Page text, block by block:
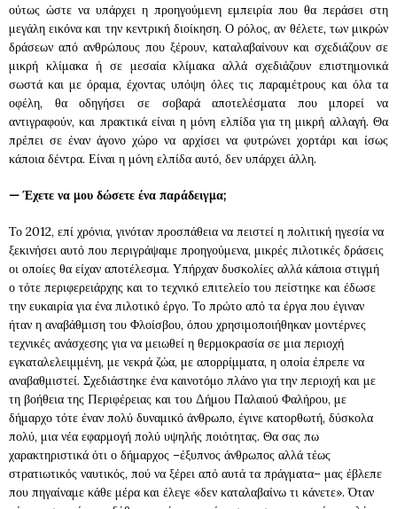
ούτως ώστε να υπάρχει η προηγούμενη εμπειρία που θα περάσει στη
μεγάλη εικόνα και την κεντρική διοίκηση. Ο ρόλος, αν θέλετε, των μικρών
δράσεων από ανθρώπους που ξέρουν, καταλαβαίνουν και σχεδιάζουν σε
μικρή κλίμακα ή σε μεσαία κλίμακα αλλά σχεδιάζουν επιστημονικά
σωστά και με όραμα, έχοντας υπόψη όλες τις παραμέτρους και όλα τα
οφέλη, θα οδηγήσει σε σοβαρά αποτελέσματα που μπορεί να
αντιγραφούν, και πρακτικά είναι η μόνη ελπίδα για τη μικρή αλλαγή. Θα
πρέπει σε έναν άγονο χώρο να αρχίσει να φυτρώνει χορτάρι και ίσως
κάποια δέντρα. Είναι η μόνη ελπίδα αυτό, δεν υπάρχει άλλη.
—Έχετε να μου δώσετε ένα παράδειγμα;
Το 2012, επί χρόνια, γινόταν προσπάθεια να πειστεί η πολιτική ηγεσία να
ξεκινήσει αυτό που περιγράψαμε προηγούμενα, μικρές πιλοτικές δράσεις
οι οποίες θα είχαν αποτέλεσμα. Υπήρχαν δυσκολίες αλλά κάποια στιγμή
ο τότε περιφερειάρχης και το τεχνικό επιτελείο του πείστηκε και έδωσε
την ευκαιρία για ένα πιλοτικό έργο. Το πρώτο από τα έργα που έγιναν
ήταν η αναβάθμιση του Φλοίσβου, όπου χρησιμοποιήθηκαν μοντέρνες
τεχνικές ανάσχεσης για να μειωθεί η θερμοκρασία σε μια περιοχή
εγκαταλελειμμένη, με νεκρά ζώα, με απορρίμματα, η οποία έπρεπε να
αναβαθμιστεί. Σχεδιάστηκε ένα καινοτόμο πλάνο για την περιοχή και με
τη βοήθεια της Περιφέρειας και του Δήμου Παλαιού Φαλήρου, με
δήμαρχο τότε έναν πολύ δυναμικό άνθρωπο, έγινε κατορθωτή, δύσκολα
πολύ, μια νέα εφαρμογή πολύ υψηλής ποιότητας. Θα σας πω
χαρακτηριστικά ότι ο δήμαρχος –έξυπνος άνθρωπος αλλά τέως
στρατιωτικός ναυτικός, πού να ξέρει από αυτά τα πράγματα– μας έβλεπε
που πηγαίναμε κάθε μέρα και έλεγε «δεν καταλαβαίνω τι κάνετε». Όταν